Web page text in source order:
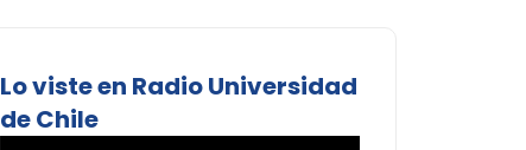
Lo viste en Radio Universidad
de Chile